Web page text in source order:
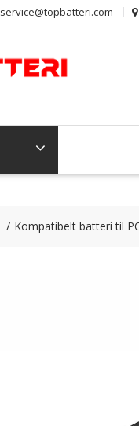
service@topbatteri.com
Kompatibelt batteri til